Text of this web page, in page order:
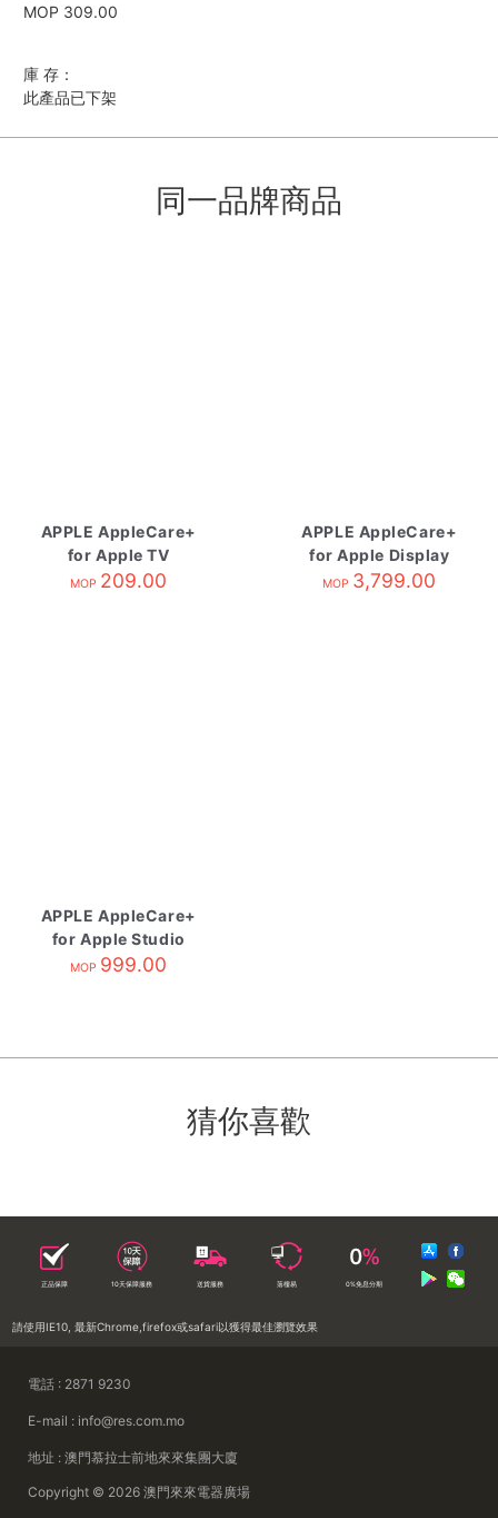
MOP 309.00
庫 存：
此產品已下架
同一品牌商品
APPLE AppleCare+
for Apple TV
MOP 209.00
APPLE AppleCare+
for Apple Display
MOP 3,799.00
APPLE AppleCare+
for Apple Studio
Display
MOP 999.00
猜你喜歡
正品保障 10天保障服務 送貨服務 落樓易 0%免息分期
請使用IE10, 最新Chrome,firefox或safari以獲得最佳瀏覽效果
電話 : 2871 9230
E-mail : info@res.com.mo
地址 : 澳門慕拉士前地來來集團大廈
Copyright © 2026 澳門來來電器廣場